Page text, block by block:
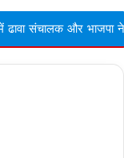
नेता की गोली मारकर